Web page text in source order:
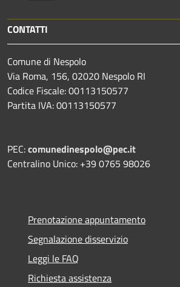
CONTATTI
Comune di Nespolo
Via Roma, 156, 02020 Nespolo RI
Codice Fiscale: 00113150577
Partita IVA: 00113150577
PEC:comunedinespolo@pec.it
Centralino Unico: +39 0765 98026
Prenotazione appuntamento
Segnalazione disservizio
Leggi le FAQ
Richiesta assistenza